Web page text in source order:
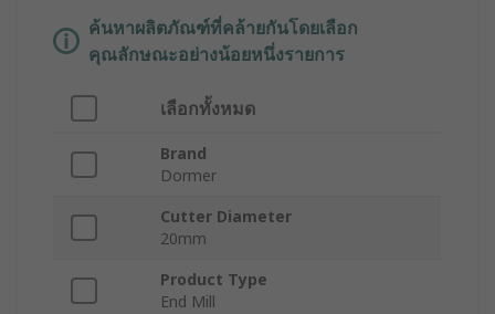
ค้นหาผลิตภัณฑ์ที่คล้ายกันโดยเลือก
คุณลักษณะอย่างน้อยหนึ่งรายการ
เลือกทั้งหมด
Brand
Dormer
Cutter Diameter
20mm
Product Type
End Mill